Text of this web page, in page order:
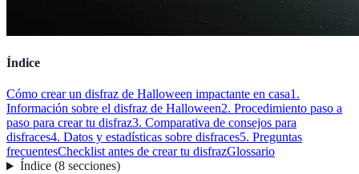
Índice
Cómo crear un disfraz de Halloween impactante en casa1.
Información sobre el disfraz de Halloween2. Procedimiento paso a
paso para crear tu disfraz3. Comparativa de consejos para
disfraces4. Datos y estadísticas sobre disfraces5. Preguntas
frecuentesChecklist antes de crear tu disfrazGlossario
Índice(8 secciones)